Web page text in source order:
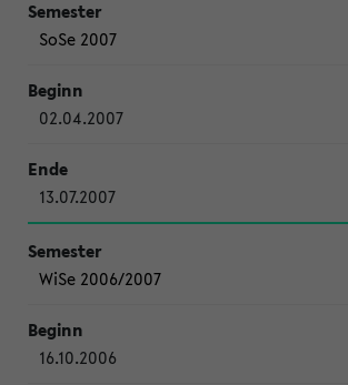
SoSe 2007
02.04.2007
13.07.2007
WiSe 2006/2007
16.10.2006